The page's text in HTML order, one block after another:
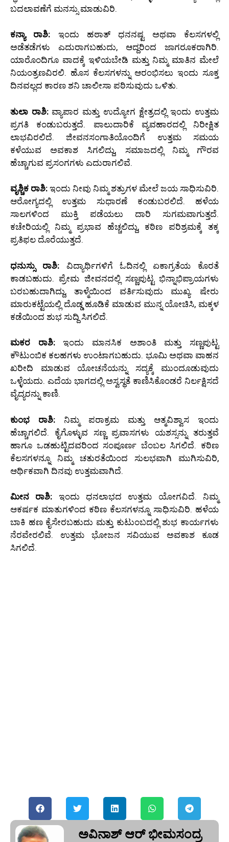
ಬದಲಾವಣೆಗೆ ಮನಸ್ಸು ಮಾಡುವಿರಿ.
ಕನ್ಯಾ ರಾಶಿ: ಇಂದು ಹಠಾತ್ ಧನನಷ್ಟ ಅಥವಾ ಕೆಲಸಗಳಲ್ಲಿ
ಅಡೆತಡೆಗಳು ಎದುರಾಗಬಹುದು, ಆದ್ದರಿಂದ ಜಾಗರೂಕರಾಗಿರಿ.
ಯಾರೊಂದಿಗೂ ವಾದಕ್ಕೆ ಇಳಿಯಬೇಡಿ ಮತ್ತು ನಿಮ್ಮ ಮಾತಿನ ಮೇಲೆ
ನಿಯಂತ್ರಣವಿರಲಿ. ಹೊಸ ಕೆಲಸಗಳನ್ನು ಆರಂಭಿಸಲು ಇಂದು ಸೂಕ್ತ
ದಿನವಲ್ಲದ ಕಾರಣ ಶನಿ ಚಾಲೀಸಾ ಪಠಿಸುವುದು ಒಳಿತು.
ತುಲಾ ರಾಶಿ:ವ್ಯಾಪಾರ ಮತ್ತು ಉದ್ಯೋಗ ಕ್ಷೇತ್ರದಲ್ಲಿ ಇಂದು ಉತ್ತಮ
ಪ್ರಗತಿ ಕಂಡುಬರುತ್ತದೆ. ಪಾಲುದಾರಿಕೆ ವ್ಯವಹಾರದಲ್ಲಿ ನಿರೀಕ್ಷಿತ
ಲಾಭವಿರಲಿದೆ. ಜೀವನಸಂಗಾತಿಯೊಂದಿಗೆ ಉತ್ತಮ ಸಮಯ
ಕಳೆಯುವ ಅವಕಾಶ ಸಿಗಲಿದ್ದು, ಸಮಾಜದಲ್ಲಿ ನಿಮ್ಮ ಗೌರವ
ಹೆಚ್ಚಾಗುವ ಪ್ರಸಂಗಗಳು ಎದುರಾಗಲಿವೆ.
ವೃಶ್ಚಿಕ ರಾಶಿ: ಇಂದು ನೀವು ನಿಮ್ಮ ಶತ್ರುಗಳ ಮೇಲೆ ಜಯ ಸಾಧಿಸುವಿರಿ.
ಆರೋಗ್ಯದಲ್ಲಿ ಉತ್ತಮ ಸುಧಾರಣೆ ಕಂಡುಬರಲಿದೆ. ಹಳೆಯ
ಸಾಲಗಳಿಂದ ಮುಕ್ತಿ ಪಡೆಯಲು ದಾರಿ ಸುಗಮವಾಗುತ್ತದೆ.
ಕಚೇರಿಯಲ್ಲಿ ನಿಮ್ಮ ಪ್ರಭಾವ ಹೆಚ್ಚಲಿದ್ದು, ಕಠಿಣ ಪರಿಶ್ರಮಕ್ಕೆ ತಕ್ಕ
ಪ್ರತಿಫಲ ದೊರೆಯುತ್ತದೆ.
ಧನುಸ್ಸು ರಾಶಿ:ವಿದ್ಯಾರ್ಥಿಗಳಿಗೆ ಓದಿನಲ್ಲಿ ಏಕಾಗ್ರತೆಯ ಕೊರತೆ
ಕಾಡಬಹುದು. ಪ್ರೇಮ ಜೀವನದಲ್ಲಿ ಸಣ್ಣಪುಟ್ಟ ಭಿನ್ನಾಭಿಪ್ರಾಯಗಳು
ಬರಬಹುದಾಗಿದ್ದು, ತಾಳ್ಮೆಯಿಂದ ವರ್ತಿಸುವುದು ಮುಖ್ಯ. ಷೇರು
ಮಾರುಕಟ್ಟೆಯಲ್ಲಿ ದೊಡ್ಡ ಹೂಡಿಕೆ ಮಾಡುವ ಮುನ್ನ ಯೋಚಿಸಿ, ಮಕ್ಕಳ
ಕಡೆಯಿಂದ ಶುಭ ಸುದ್ದಿ ಸಿಗಲಿದೆ.
ಮಕರ ರಾಶಿ:ಇಂದು ಮಾನಸಿಕ ಅಶಾಂತಿ ಮತ್ತು ಸಣ್ಣಪುಟ್ಟ
ಕೌಟುಂಬಿಕ ಕಲಹಗಳು ಉಂಟಾಗಬಹುದು. ಭೂಮಿ ಅಥವಾ ವಾಹನ
ಖರೀದಿ ಮಾಡುವ ಯೋಚನೆಯನ್ನು ಸದ್ಯಕ್ಕೆ ಮುಂದೂಡುವುದು
ಒಳ್ಳೆಯದು. ಎದೆಯ ಭಾಗದಲ್ಲಿ ಅಸ್ವಸ್ಥತೆ ಕಾಣಿಸಿಕೊಂಡರೆ ನಿರ್ಲಕ್ಷಿಸದೆ
ವೈದ್ಯರನ್ನು ಕಾಣಿ.
ಕುಂಭ ರಾಶಿ: ನಿಮ್ಮ ಪರಾಕ್ರಮ ಮತ್ತು ಆತ್ಮವಿಶ್ವಾಸ ಇಂದು
ಹೆಚ್ಚಾಗಲಿದೆ. ಕೈಗೊಳ್ಳುವ ಸಣ್ಣ ಪ್ರವಾಸಗಳು ಯಶಸ್ಸನ್ನು ತರುತ್ತವೆ
ಹಾಗೂ ಒಡಹುಟ್ಟಿದವರಿಂದ ಸಂಪೂರ್ಣ ಬೆಂಬಲ ಸಿಗಲಿದೆ. ಕಠಿಣ
ಕೆಲಸಗಳನ್ನೂ ನಿಮ್ಮ ಚತುರತೆಯಿಂದ ಸುಲಭವಾಗಿ ಮುಗಿಸುವಿರಿ,
ಆರ್ಥಿಕವಾಗಿ ದಿನವು ಉತ್ತಮವಾಗಿದೆ.
ಮೀನ ರಾಶಿ: ಇಂದು ಧನಲಾಭದ ಉತ್ತಮ ಯೋಗವಿದೆ. ನಿಮ್ಮ
ಆಕರ್ಷಕ ಮಾತುಗಳಿಂದ ಕಠಿಣ ಕೆಲಸಗಳನ್ನೂ ಸಾಧಿಸುವಿರಿ. ಹಳೆಯ
ಬಾಕಿ ಹಣ ಕೈಸೇರಬಹುದು ಮತ್ತು ಕುಟುಂಬದಲ್ಲಿ ಶುಭ ಕಾರ್ಯಗಳು
ನೆರವೇರಲಿವೆ. ಉತ್ತಮ ಭೋಜನ ಸವಿಯುವ ಅವಕಾಶ ಕೂಡ
ಸಿಗಲಿದೆ.
ಅವಿನಾಶ್‌ ಆರ್‌ ಭೀಮಸಂದ್ರ